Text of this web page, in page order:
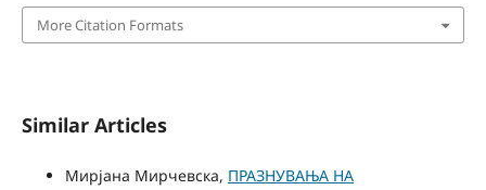
More Citation Formats
Similar Articles
Мирјана Мирчевска, ПРАЗНУВАЊА НА